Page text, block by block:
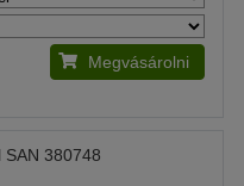
Megvásárolni
SAN 380748